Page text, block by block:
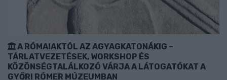
A RÓMAIAKTÓL AZ AGYAGKATONÁKIG –
TÁRLATVEZETÉSEK, WORKSHOP ÉS
KÖZÖNSÉGTALÁLKOZÓ VÁRJA A LÁTOGATÓKAT A
GYŐRI RÓMER MÚZEUMBAN